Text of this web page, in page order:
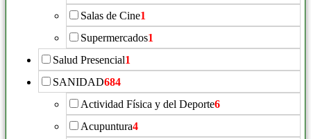
Salas de Cine1
Supermercados1
Salud Presencial1
SANIDAD684
Actividad Física y del Deporte6
Acupuntura4